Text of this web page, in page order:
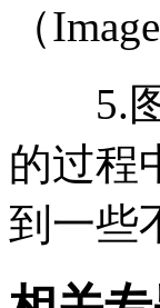
（
5.图
的过程
到一些